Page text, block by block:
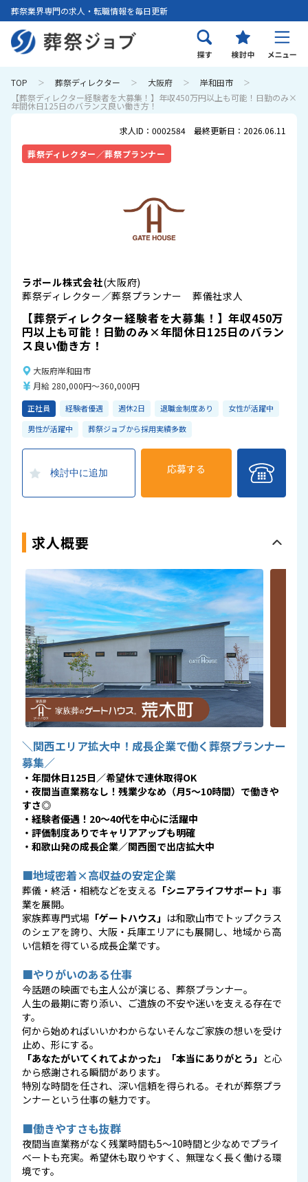
葬祭業界専門の求人・転職情報を毎日更新
TOP 葬祭ディレクター 大阪府
岸和田市
【葬祭ディレクター経験者を大募集！】年収450万円以上も可能！日勤のみ×
年間休日125日のバランス良い働き方！
求人ID：0002584 最終更新日：2026.06.11
葬祭ディレクター／葬祭プランナー
ラポール株式会社(大阪府)
葬祭ディレクター／葬祭プランナー 葬儀社求人
【葬祭ディレクター経験者を大募集！】年収450万
円以上も可能！日勤のみ×年間休日125日のバラン
ス良い働き方！
大阪府岸和田市
月給 280,000円～360,000円
正社員 経験者優遇 週休2日 退職金制度あり
女性が活躍中
男性が活躍中
葬祭ジョブから採用実績多数
検討中に追加 応募する
求人概要
＼関西エリア拡大中！成長企業で働く葬祭プランナー
募集／
・年間休日125日／希望休で連休取得OK
・夜間当直業務なし！残業少なめ（月5～10時間）で働きや
すさ◎
・経験者優遇！20～40代を中心に活躍中
・評価制度ありでキャリアアップも明確
・和歌山発の成長企業／関西圏で出店拡大中
■地域密着×高収益の安定企業
葬儀・終活・相続などを支える 「シニアライフサポート」 事
業を展開。
家族葬専門式場 「ゲートハウス」 は和歌山市でトップクラス
のシェアを誇り、大阪・兵庫エリアにも展開し、地域から高
い信頼を得ている成長企業です。
■やりがいのある仕事
今話題の映画でも主人公が演じる、葬祭プランナー。
人生の最期に寄り添い、ご遺族の不安や迷いを支える存在で
す。
何から始めればいいかわからない――そんなご家族の想いを受け
止め、形にする。
「あなたがいてくれてよかった」「本当にありがとう」 と心
から感謝される瞬間があります。
特別な時間を任され、深い信頼を得られる。それが葬祭プラ
ンナーという仕事の魅力です。
■働きやすさも抜群
夜間当直業務がなく残業時間も5～10時間と少なめでプライ
ベートも充実。希望休も取りやすく、無理なく長く働ける環
境です。